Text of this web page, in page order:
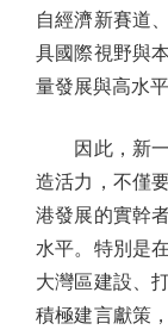
自經濟新賽道
具國際視野與
量發展與高水
因此，新一
造活力，不僅
港發展的實幹
水平。特別是
大灣區建設、
積極建言獻策